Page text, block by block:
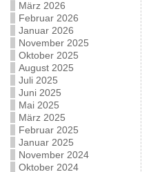
März 2026
Februar 2026
Januar 2026
November 2025
Oktober 2025
August 2025
Juli 2025
Juni 2025
Mai 2025
März 2025
Februar 2025
Januar 2025
November 2024
Oktober 2024